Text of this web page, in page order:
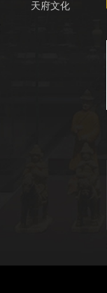
天府文化